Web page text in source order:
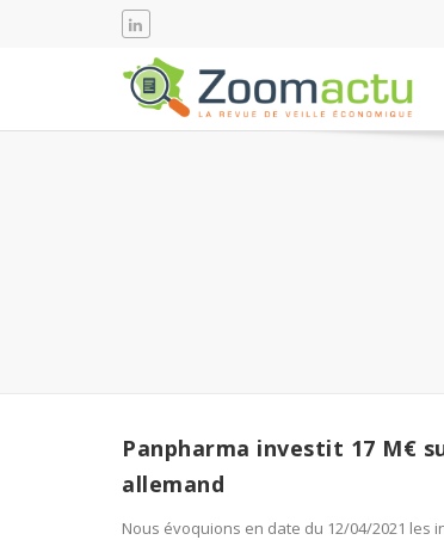
Panpharma investit 17 M€
allemand
Nous évoquions en date du 12/04/2021 les